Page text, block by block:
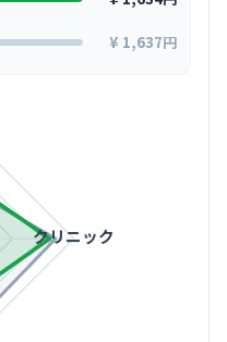
¥ 1,637円
クリニック